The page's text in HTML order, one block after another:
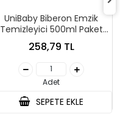
UniBaby Biberon Emzik
Temizleyici 500ml Paket
4lü
258,79 TL
Adet
SEPETE EKLE